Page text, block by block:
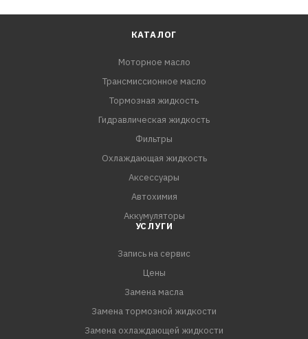
КАТАЛОГ
Моторное масло
Трансмиссионное масло
Тормозная жидкость
Гидравлическая жидкость
Фильтры
Охлаждающая жидкость
Аксессуары
Автохимия
Аккумуляторы
УСЛУГИ
Запись на сервис
Цены
Замена масла
Замена тормозной жидкости
Замена охлаждающей жидкости